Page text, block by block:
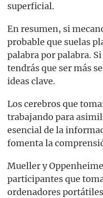
superficial.
En resumen, si
probable que suelas
palabra por palabra.
tendrás que ser más
ideas clave.
Los cerebros que
trabajando para
esencial de la
fomenta la
Mueller y
participantes que
ordenadores